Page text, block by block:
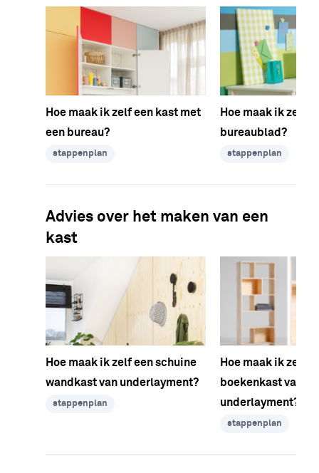
Hoe maak ik zelf een kast met
een bureau?
stappenplan
Hoe maak ik zelf
bureaublad?
stappenplan
Advies over het maken van een
kast
Hoe maak ik zelf een schuine
wandkast van underlayment?
stappenplan
Hoe maak ik zelf
boekenkast van
underlayment?
stappenplan